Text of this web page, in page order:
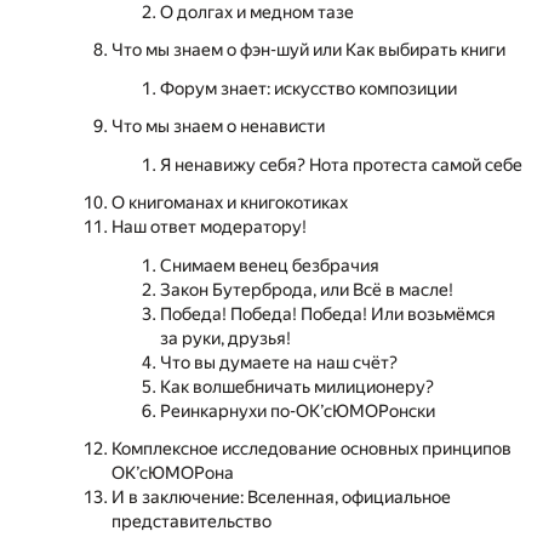
О долгах и медном тазе
Что мы знаем о фэн-шуй или Как выбирать книги
Форум знает: искусство композиции
Что мы знаем о ненависти
Я ненавижу себя? Нота протеста самой себе
О книгоманах и книгокотиках
Наш ответ модератору!
Снимаем венец безбрачия
Закон Бутерброда, или Всё в масле!
Победа! Победа! Победа! Или возьмёмся
за руки, друзья!
Что вы думаете на наш счёт?
Как волшебничать милиционеру?
Реинкарнухи по-ОК’сЮМОРонски
Комплексное исследование основных принципов
ОК’сЮМОРона
И в заключение: Вселенная, официальное
представительство